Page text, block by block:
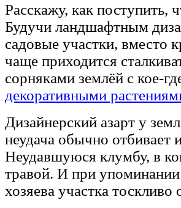
Расскажу, как поступить,
Будучи ландшафтным
садовые участки, вместо
чаще приходится
сорняками землёй с кое-
декоративными
Дизайнерский азарт у
неудача обычно отбивает
Неудавшуюся клумбу, в
травой. И при упоминании
хозяева участка тоскливо